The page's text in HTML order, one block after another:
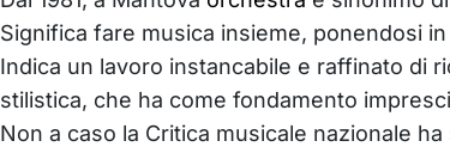
Significa fare musica insieme, ponendosi in
Indica un lavoro instancabile e raffinato di
stilistica, che ha come fondamento
Non a caso la Critica musicale nazionale